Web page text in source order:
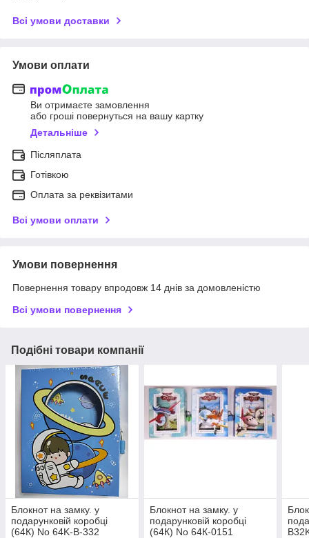
Всі умови доставки
Умови оплати
Ви отримаєте замовлення
або гроші повернуться на вашу картку
Детальніше
Післяплата
Готівкою
Оплата за реквізитами
Всі умови оплати
Умови повернення
Повернення товару впродовж 14 днів за домовленістю
Всі умови повернення
Подібні товари компанії
Блокнот на замку. у
подарунковій коробці
(64К) No 64K-B-332
Блокнот на замку. у
подарунковій коробці
(64К) No 64К-0151